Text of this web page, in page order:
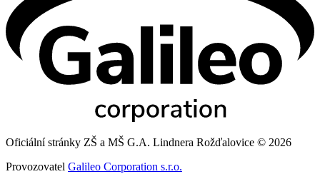
Oficiální stránky ZŠ a MŠ G.A. Lindnera Rožďalovice © 2026
Provozovatel Galileo Corporation s.r.o.